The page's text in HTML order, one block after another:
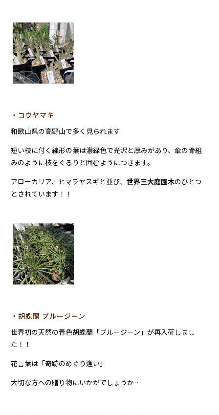
・コウヤマキ
和歌山県の高野山で多く見られます
短い枝に付く線形の葉は濃緑色で光沢と厚みがあり、傘の骨組
みのように枝をぐるりと囲むようにつきます。
アローカリア、ヒマラヤスギと並び、世界三大庭園木のひとつ
とされています！！
・胡蝶蘭 ブルージーン
世界初の天然の青色胡蝶蘭「ブルージーン」が再入荷しまし
た！！
花言葉は「奇跡のめぐり逢い」
大切な方への贈り物にいかがでしょうか…